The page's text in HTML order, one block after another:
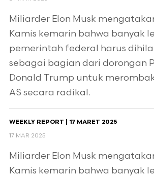
Miliarder Elon Musk
Kamis kemarin bahwa banyak
pemerintah federal harus
sebagai bagian dari dorongan
Donald Trump untuk
AS secara radikal.
WEEKLY REPORT | 17 MARET 2025
17 MAR 2025
Miliarder Elon Musk
Kamis kemarin bahwa banyak